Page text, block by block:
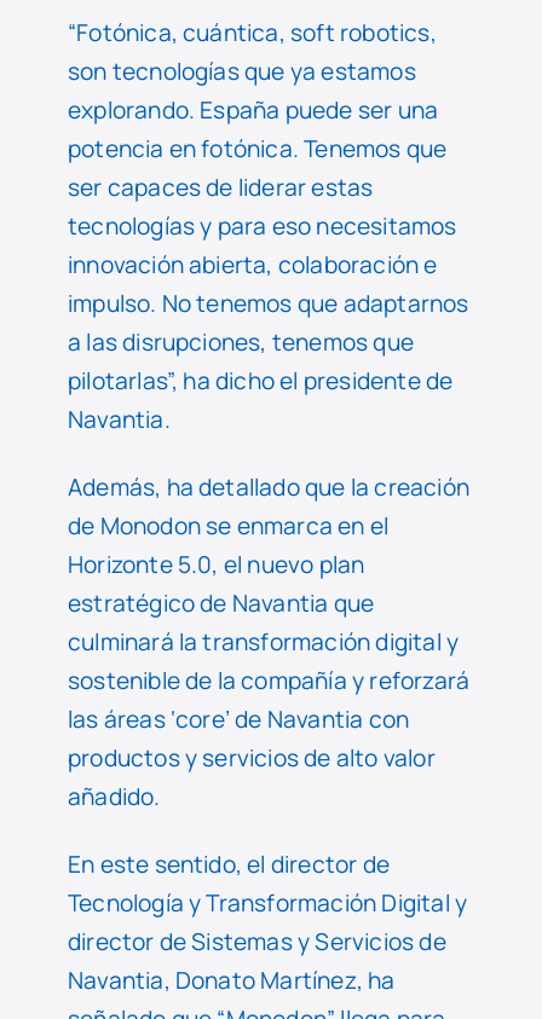
“Fotónica, cuántica, soft robotics,
son tecnologías que ya estamos
explorando. España puede ser una
potencia en fotónica. Tenemos que
ser capaces de liderar estas
tecnologías y para eso necesitamos
innovación abierta, colaboración e
impulso. No tenemos que adaptarnos
a las disrupciones, tenemos que
pilotarlas”, ha dicho el presidente de
Navantia.
Además, ha detallado que la creación
de Monodon se enmarca en el
Horizonte 5.0, el nuevo plan
estratégico de Navantia que
culminará la transformación digital y
sostenible de la compañía y reforzará
las áreas ‘core’ de Navantia con
productos y servicios de alto valor
añadido.
En este sentido, el director de
Tecnología y Transformación Digital y
director de Sistemas y Servicios de
Navantia, Donato Martínez, ha